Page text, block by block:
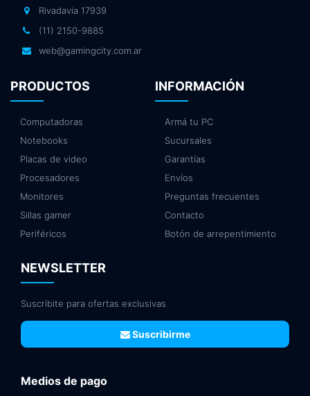
Rivadavia 17939
(11) 2150-9885
web@gamingcity.com.ar
PRODUCTOS
Computadoras
Notebooks
Placas de video
Procesadores
Monitores
Sillas gamer
Periféricos
INFORMACIÓN
Armá tu PC
Sucursales
Garantías
Envíos
Preguntas frecuentes
Contacto
Botón de arrepentimiento
NEWSLETTER
Suscribite para ofertas exclusivas
Suscribirme
Medios de pago